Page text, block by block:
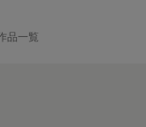
品一覧